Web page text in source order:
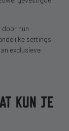
door hun
settings,
exclusieve
KUN JE